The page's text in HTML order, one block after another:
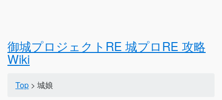
御城プロジェクトRE 城プロRE 攻略
Wiki
Top > 城娘